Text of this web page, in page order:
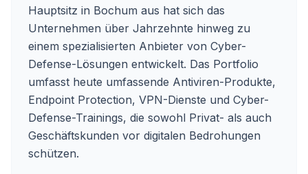
Hauptsitz in Bochum aus hat sich das
Unternehmen über Jahrzehnte hinweg zu
einem spezialisierten Anbieter von Cyber-
Defense-Lösungen entwickelt. Das Portfolio
umfasst heute umfassende Antiviren-Produkte,
Endpoint Protection, VPN-Dienste und Cyber-
Defense-Trainings, die sowohl Privat- als auch
Geschäftskunden vor digitalen Bedrohungen
schützen.